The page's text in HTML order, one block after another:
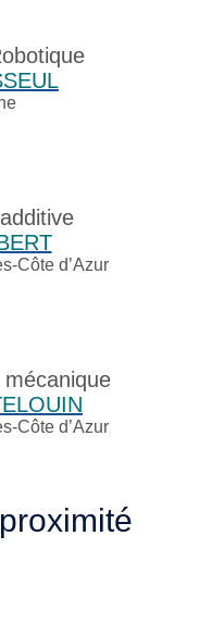
Côte d’Azur
Côte d’Azur